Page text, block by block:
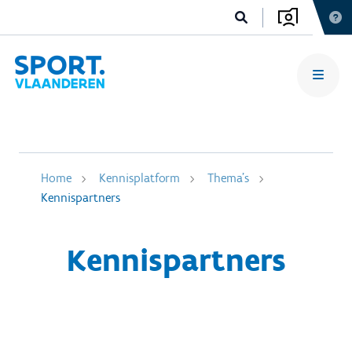
Home Kennisplatform
Thema's
Kennispartners
Kennispartners